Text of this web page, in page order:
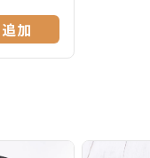
加
ァレラ・サーモン）M
ニー粒マスタードソース
草のタルトキッシュM